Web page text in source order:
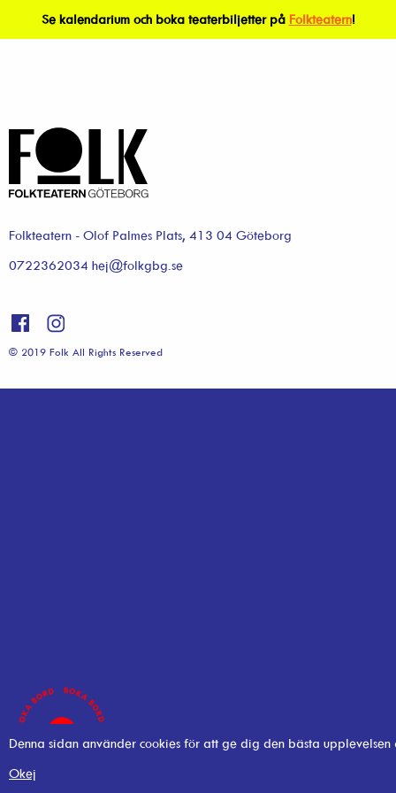
Se kalendarium och boka teaterbiljetter på Folkteatern!
Folkteatern - Olof Palmes Plats, 413 04 Göteborg
0722362034 hej@folkgbg.se
© 2019 Folk All Rights Reserved
Denna sidan använder cookies för att ge dig den bästa
Okej